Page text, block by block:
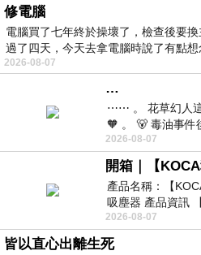
修電腦
電腦買了七年終於操壞了，檢查後要
過了四天，今天去拿電腦時說了有點
2026-08-07
…
⋯⋯ 。 花草幻人這
🧡 。 🐻 毒油事件
前天購買了我之前
2026-08-07
產品名稱：【
吸塵器 產品資訊
線手持吸塵器評語
2026-08-07
皆以直心出離生死